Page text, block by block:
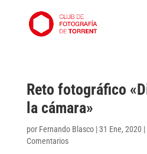
Reto fotográfico
la cámara»
por Fernando Blasco|31 Ene, 2020 |
Comentarios